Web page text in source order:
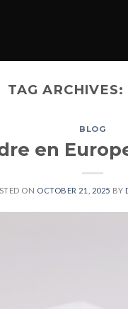
TAG ARCHIVES:
BLOG
en
ON OCTOBER 21, 2025 BY